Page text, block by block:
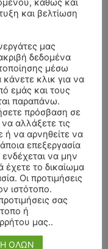
καθώς και
και βελτίωση
μας
δεδομένα
μέσω
κλικ για να
εμάς και τους
παραπάνω.
πρόσβαση σε
αλλάξετε τις
ή να αρνηθείτε να
επεξεργασία
να μην
έχετε το δικαίωμα
Οι προτιμήσεις
ιστότοπο.
σας
ή
μας..
ΟΛΩΝ